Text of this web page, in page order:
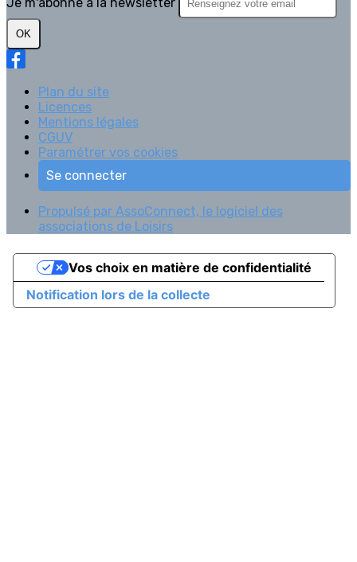
OK
Plan du site
Licences
Mentions légales
CGUV
Paramétrer vos cookies
Se connecter
Propulsé par AssoConnect, le logiciel des
associations de Loisirs
Notification lors de la collecte
Vos choix en matière de confidentialité